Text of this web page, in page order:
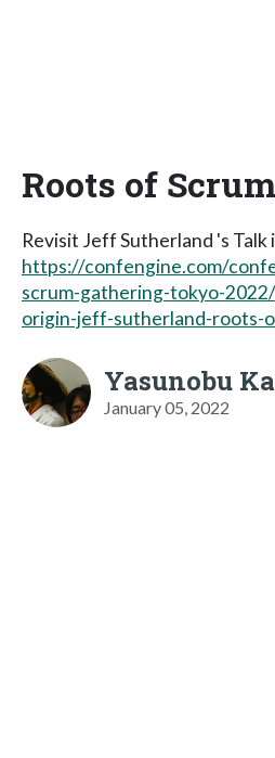
Roots of
Revisit Jeff Sutherland 's Talk
https://confengine.com/
scrum-gathering-tokyo-
origin-jeff-sutherland-roots-
Yasunobu
January 05, 2022